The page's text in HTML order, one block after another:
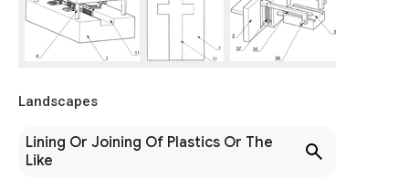
Landscapes
Lining Or Joining Of Plastics Or The
Like